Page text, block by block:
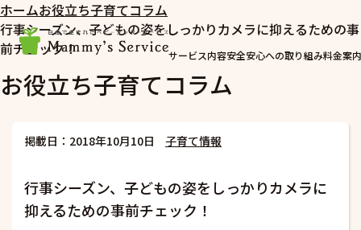
サービス内容安全安心への取り組み料金案内
ホームお役立ち子育てコラム
行事シーズン、子どもの姿をしっかりカメラに抑えるための事
前チェック！
お役立ち子育てコラム
掲載日：2018年10月10日 子育て情報
行事シーズン、子どもの姿をしっかりカメラに
抑えるための事前チェック！